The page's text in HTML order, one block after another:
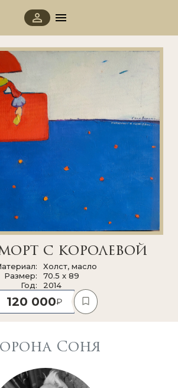
с королевой
Холст, масло
Размер
70.5 x 89
Год
2014
120 000
Соня